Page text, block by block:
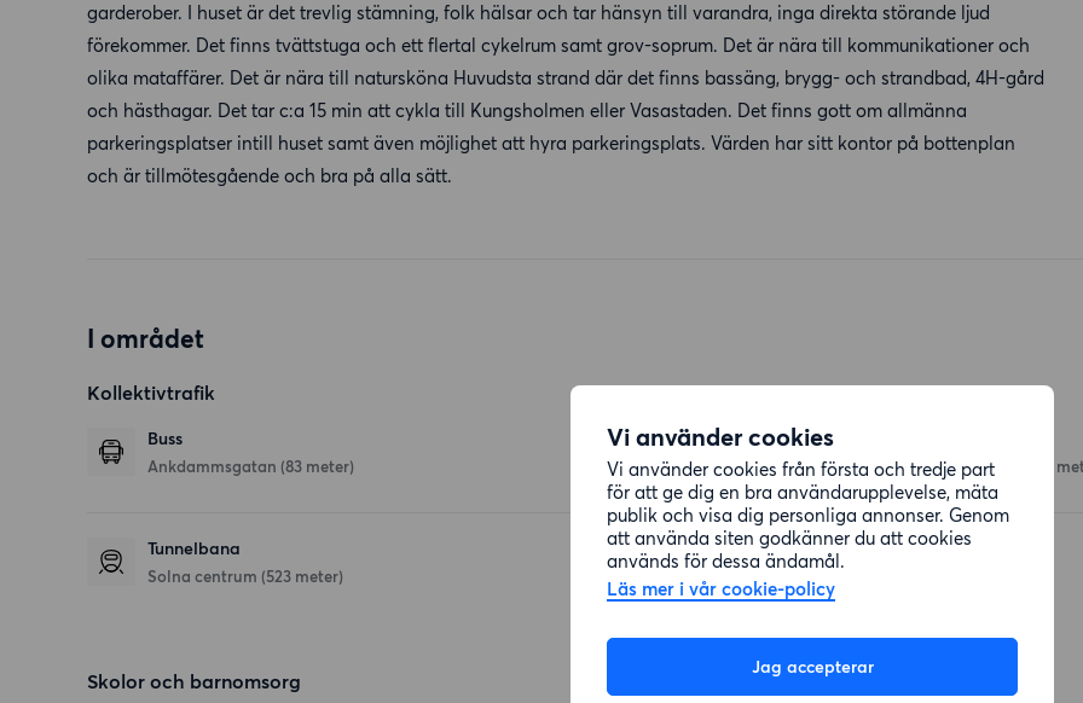
Vi använder cookies
Vi använder cookies från första och tredje part
för att ge dig en bra användarupplevelse, mäta
publik och visa dig personliga annonser. Genom
att använda siten godkänner du att cookies
används för dessa ändamål.
Läs mer i vår cookie-policy
Jag accepterar
garderober. I huset är det trevlig stämning, folk hälsar och tar hänsyn till varandra, inga direkta störande ljud
förekommer. Det finns tvättstuga och ett flertal cykelrum samt grov-soprum. Det är nära till kommunikationer och
olika mataffärer. Det är nära till natursköna Huvudsta strand där det finns bassäng, brygg- och strandbad, 4H-gård
och hästhagar. Det tar c:a 15 min att cykla till Kungsholmen eller Vasastaden. Det finns gott om allmänna
parkeringsplatser intill huset samt även möjlighet att hyra parkeringsplats. Värden har sitt kontor på bottenplan
och är tillmötesgående och bra på alla sätt.
I området
Kollektivtrafik
Buss
Ankdammsgatan (83 meter)
Tunnelbana
Solna centrum (523 meter)
Restauranger
Ankdammsgatan 19 (231
Pizzeria La Rossa
Skolor och barnomsorg Affärer